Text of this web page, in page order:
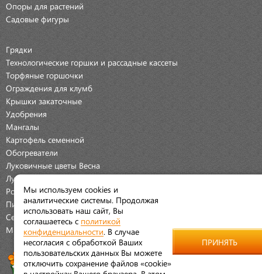
Опоры для растений
Садовые фигуры
Грядки
Технологические горшки и рассадные кассеты
Торфяные горшочки
Ограждения для клумб
Крышки закаточные
Удобрения
Мангалы
Картофель семенной
Обогреватели
Луковичные цветы Весна
Луковичные цветы Осень
Розы
Пионы
Семена Овощей
Мраморная крошка
Мы используем cookies и
аналитические системы. Продолжая
использовать наш сайт, Вы
соглашаетесь с политикой
конфиденциальности . В случае
несогласия с обработкой Ваших
пользовательских данных Вы можете
отключить сохранение файлов «cookie»
ПРИНЯТЬ